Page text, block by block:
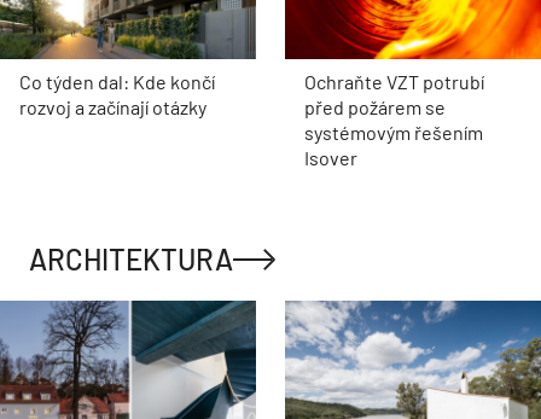
Co týden dal: Kde končí
rozvoj a začínají otázky
Ochraňte VZT potrubí
před požárem se
systémovým řešením
Isover
ARCHITEKTURA